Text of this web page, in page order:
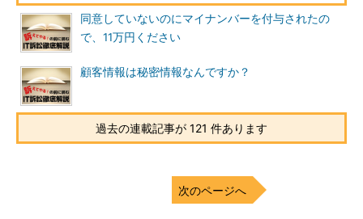
同意していないのにマイナンバーを付与されたの
で、11万円ください
顧客情報は秘密情報なんですか？
過去の連載記事が 121 件あります
次のページへ